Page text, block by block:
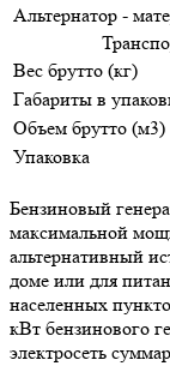
Альтернатор -
Вес брутто (кг)
Габариты в
Объем брутто (м3)
Упаковка
Бензиновый
максимальной
альтернативный
доме или для
населенных
кВт бензинового
электросеть